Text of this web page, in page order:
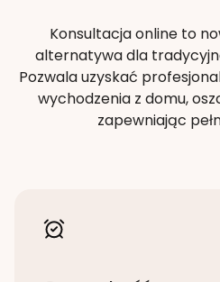
Konsultacja online to
alternatywa dla
Pozwala uzyskać
wychodzenia z domu,
zapewniając